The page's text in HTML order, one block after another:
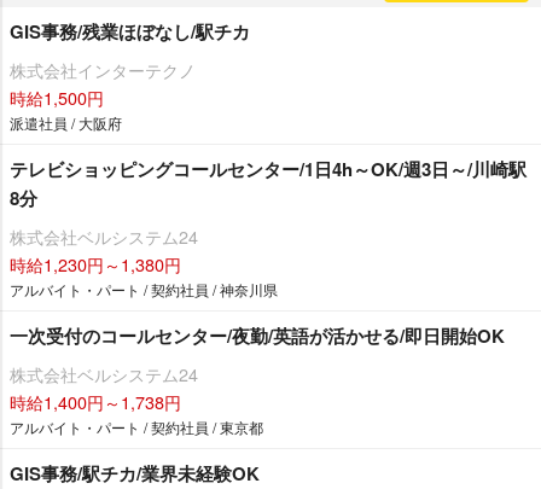
GIS事務/残業ほぼなし/駅チカ
株式会社インターテクノ
時給1,500円
派遣社員 / 大阪府
テレビショッピングコールセンター/1日4h～OK/週3日～/川崎駅
8分
株式会社ベルシステム24
時給1,230円～1,380円
アルバイト・パート / 契約社員 / 神奈川県
一次受付のコールセンター/夜勤/英語が活かせる/即日開始OK
株式会社ベルシステム24
時給1,400円～1,738円
アルバイト・パート / 契約社員 / 東京都
GIS事務/駅チカ/業界未経験OK